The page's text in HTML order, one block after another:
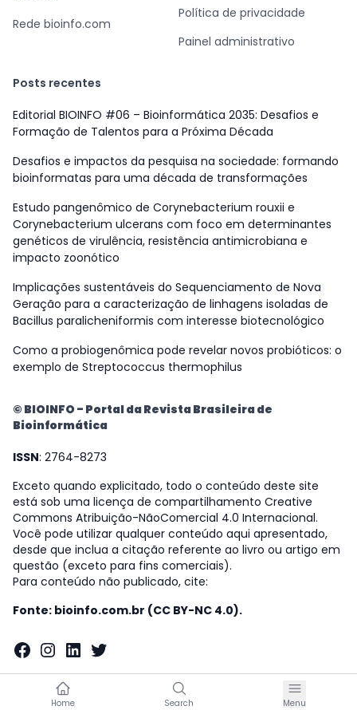
Home Search Menu
Rede bioinfo.com
Política de privacidade
Painel administrativo
Posts recentes
Editorial BIOINFO #06 – Bioinformática 2035: Desafios e
Formação de Talentos para a Próxima Década
Desafios e impactos da pesquisa na sociedade: formando
bioinformatas para uma década de transformações
Estudo pangenômico de Corynebacterium rouxii e
Corynebacterium ulcerans com foco em determinantes
genéticos de virulência, resistência antimicrobiana e
impacto zoonótico
Implicações sustentáveis do Sequenciamento de Nova
Geração para a caracterização de linhagens isoladas de
Bacillus paralicheniformis com interesse biotecnológico
Como a probiogenômica pode revelar novos probióticos: o
exemplo de Streptococcus thermophilus
© BIOINFO - Portal da Revista Brasileira de
Bioinformática
ISSN: 2764-8273
Exceto quando explicitado, todo o conteúdo deste site
está sob uma licença de compartilhamento Creative
Commons Atribuição-NãoComercial 4.0 Internacional.
Você pode utilizar qualquer conteúdo aqui apresentado,
desde que inclua a citação referente ao livro ou artigo em
questão (exceto para fins comerciais).
Para conteúdo não publicado, cite:
Fonte: bioinfo.com.br (CC BY-NC 4.0).
Facebook
Instagram
LinkedIn
Twitter